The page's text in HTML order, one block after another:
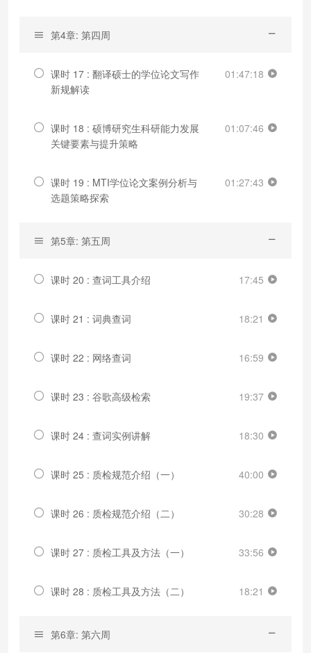
第4章: 第四周
课时 17 : 翻译硕士的学位论文写作
新规解读
01:47:18
课时 18 : 硕博研究生科研能力发展
关键要素与提升策略
01:07:46
课时 19 : MTI学位论文案例分析与
选题策略探索
01:27:43
第5章: 第五周
课时 20 : 查词工具介绍 17:45
课时 21 : 词典查词 18:21
课时 22 : 网络查词 16:59
课时 23 : 谷歌高级检索 19:37
课时 24 : 查词实例讲解 18:30
课时 25 : 质检规范介绍（一） 40:00
课时 26 : 质检规范介绍（二） 30:28
课时 27 : 质检工具及方法（一） 33:56
课时 28 : 质检工具及方法（二） 18:21
第6章: 第六周